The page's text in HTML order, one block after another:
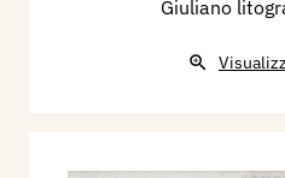
Giuliano